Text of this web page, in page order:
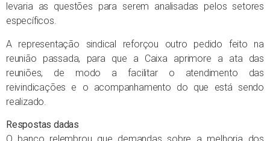
levaria as questões para serem analisadas pelos setores
específicos.
A representação sindical reforçou outro pedido feito na
reunião passada, para que a Caixa aprimore a ata das
reuniões, de modo a facilitar o atendimento das
reivindicações e o acompanhamento do que está sendo
realizado.
Respostas dadas